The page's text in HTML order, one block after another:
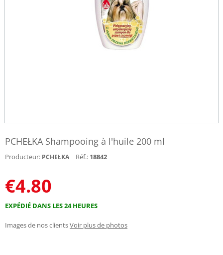
PCHEŁKA Shampooing à l'huile 200 ml
Producteur: PCHEŁKA Réf.: 18842
€4.80
EXPÉDIÉ DANS LES 24 HEURES
Images de nos clientsVoir plus de photos